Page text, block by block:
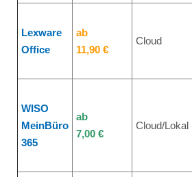
Lexware
Office
ab
11,90 €
Cloud
WISO
MeinBüro
365
ab
7,00 €
Cloud/Lokal